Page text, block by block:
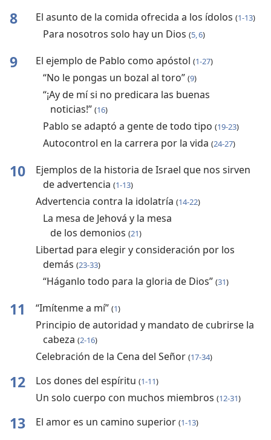
8 El asunto de la comida ofrecida a los ídolos (1-13)
Para nosotros solo hay un Dios (5, 6)
9 El ejemplo de Pablo como apóstol (1-27)
“No le pongas un bozal al toro” (9)
“¡Ay de mí si no predicara las buenas
noticias!” (16)
Pablo se adaptó a gente de todo tipo (19-23)
Autocontrol en la carrera por la vida (24-27)
10
Ejemplos de la historia de Israel que nos sirven
de advertencia (1-13)
Advertencia contra la idolatría (14-22)
La mesa de Jehová y la mesa
de los demonios (21)
Libertad para elegir y consideración por los
demás (23-33)
“Háganlo todo para la gloria de Dios” (31)
11 “Imítenme a mí” (1)
Principio de autoridad y mandato de cubrirse la
cabeza (2-16)
Celebración de la Cena del Señor (17-34)
12 Los dones del espíritu (1-11)
Un solo cuerpo con muchos miembros (12-31)
13 El amor es un camino superior (1-13)